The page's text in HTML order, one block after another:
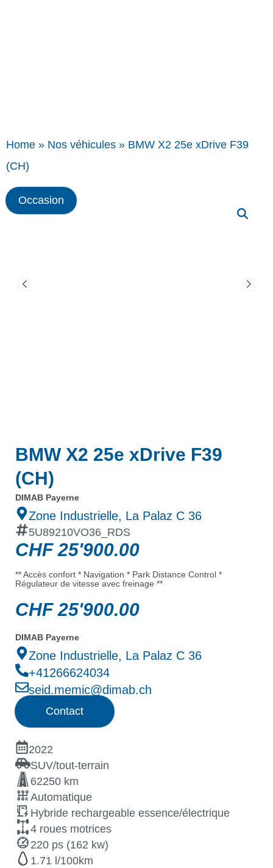
Home » Nos véhicules » BMW X2 25e xDrive F39
(CH)
Occasion
BMW X2 25e xDrive F39
(CH)
DIMAB Payerne
Zone Industrielle, La Palaz C 36
5U89210VO36_RDS
CHF25'900.00
** Accès confort * Navigation * Park Distance Control *
Régulateur de vitesse avec freinage **
CHF25'900.00
DIMAB Payerne
Zone Industrielle, La Palaz C 36
+41266624034
seid.memic@dimab.ch
Contact
2022
SUV/tout-terrain
62250 km
Automatique
Hybride rechargeable essence/électrique
4 roues motrices
220 ps (162 kw)
1.71